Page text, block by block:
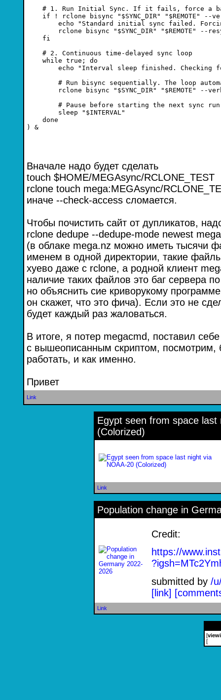
# 1. Run Initial Sync. If it fails, force a
if ! rclone bisync "$SYNC_DIR" "$REMOTE" --
echo "Standard initial sync failed.
rclone bisync "$SYNC_DIR" "$REMOTE" --
    fi
    # 2. Continuous time-delayed sync loop
    while true; do
echo "Interval sleep finished. Checking
# Run bisync sequentially. The loop
rclone bisync "$SYNC_DIR" "$REMOTE" --
        # Pause before starting the next sync run
        sleep "$INTERVAL"
    done
Вначале надо будет сделать
touch $HOME/MEGAsync/RCLONE_TEST
rclone touch mega:MEGAsync/
иначе --check-access сломается.
Чтобы почистить сайт от дупликатов,
rclone dedupe --dedupe-mode newest
(в облаке mega.nz можно иметь тысячи
именем в одной директории, такие
хуево даже с rclone, а родной клиент
наличие таких файлов это баг сервера
но объяснить сие криворукому
он скажет, что это фича). Если это не
будет каждый раз жаловаться.
В итоге, я потер megacmd, поставил
с вышеописанным скриптом, посмотрим,
работать, и как именно.
Привет
Link
Egypt seen from space last
(Colorized)
Link
Population change in
Credit:
https://
submitted by /
[link]
Link
[
[